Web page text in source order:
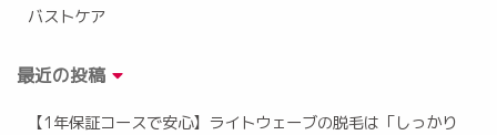
バストケア
最近の投稿
【1年保証コースで安心】ライトウェーブの脱毛は「しっかり